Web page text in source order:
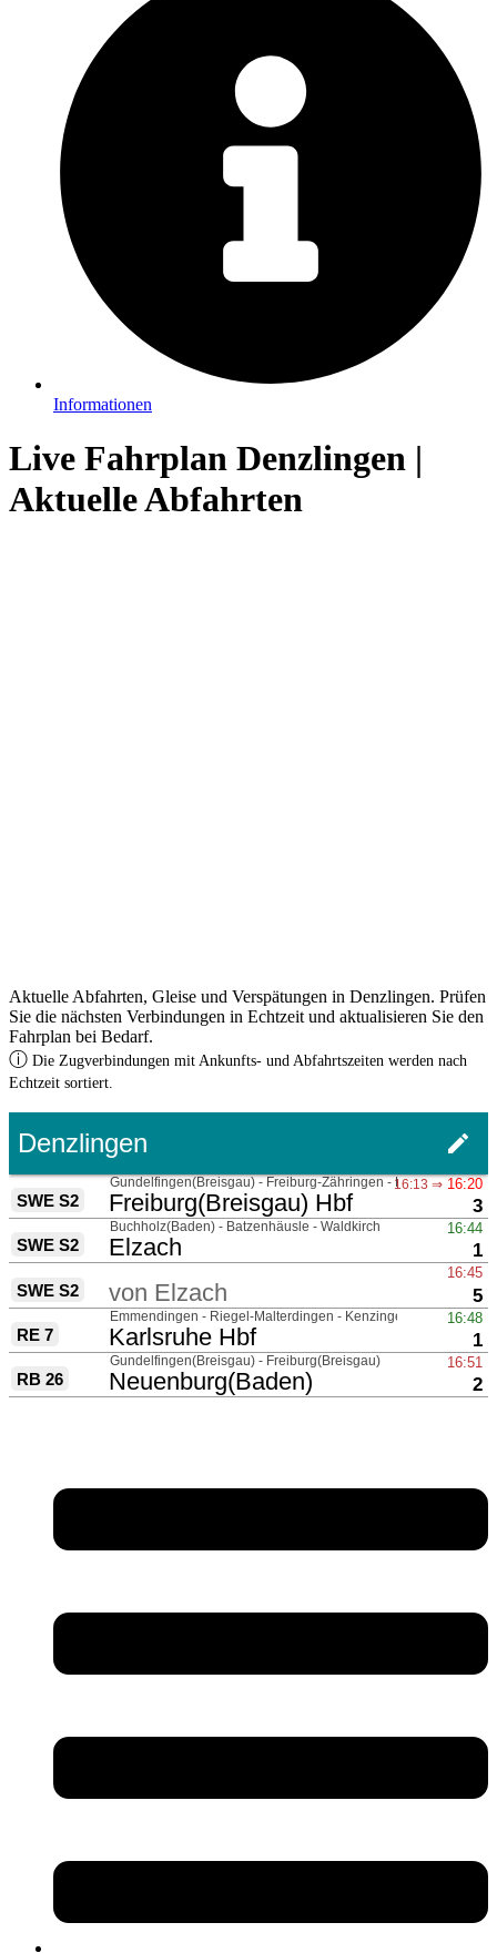
Informationen
Live Fahrplan Denzlingen |
Aktuelle Abfahrten
Aktuelle Abfahrten, Gleise und Verspätungen in Denzlingen. Prüfen
Sie die nächsten Verbindungen in Echtzeit und aktualisieren Sie den
Fahrplan bei Bedarf.
ⓘ Die Zugverbindungen mit Ankunfts- und Abfahrtszeiten werden nach
Echtzeit sortiert.